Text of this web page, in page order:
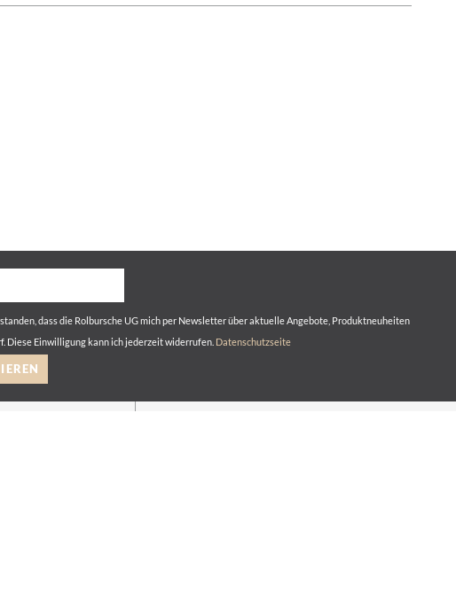
dass die Rolbursche UG mich per Newsletter über aktuelle Angebote, Produktneuheiten
Diese Einwilligung kann ich jederzeit widerrufen. Datenschutzseite